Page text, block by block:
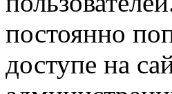
постоянно
доступе на